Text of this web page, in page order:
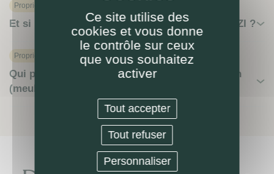
Proprietaire
Et si pas besoin de mise en location avec LOKIZI ?
Proprietaire
Qui paie la taxe d’habitation pendant la location
(meublée) ?
Ce site utilise des
cookies et vous donne
le contrôle sur ceux
que vous souhaitez
activer
Tout accepter
Tout refuser
Personnaliser